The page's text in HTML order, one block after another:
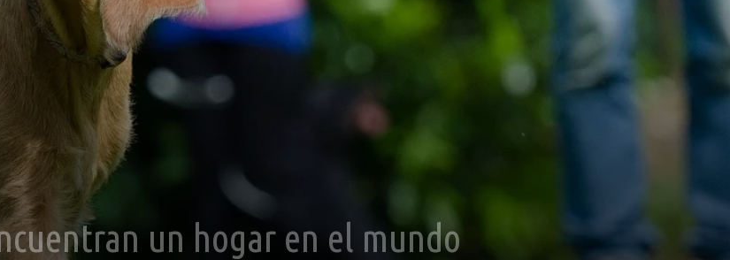
un hogar en el mundo